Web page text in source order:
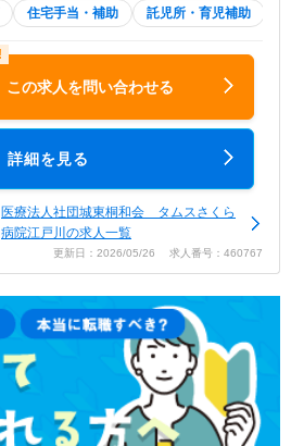
住宅手当・補助 託児所・育児補助
この求人を問い合わせる
詳細を見る
医療法人社団城東桐和会 タムスさくら
病院江戸川の求人一覧
更新日：2026/05/26 求人番号：460767